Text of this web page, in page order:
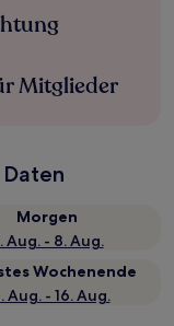
Mitglieder
Morgen
Aug. - 8. Aug.
Wochenende
Aug. - 16. Aug.